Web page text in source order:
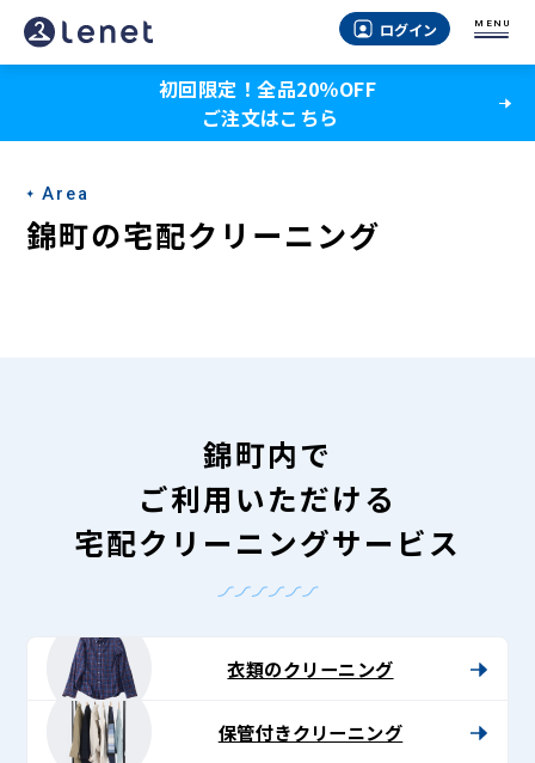
錦
町
宅
配
ク
Lenet〈リ
ログイン MENU
初回限定！全品20％OFF
ご注文はこちら
Area
錦町の宅配クリーニング
錦町内で
ご利用いただける
宅配クリーニングサービス
衣類のクリーニング
保管付きクリーニング